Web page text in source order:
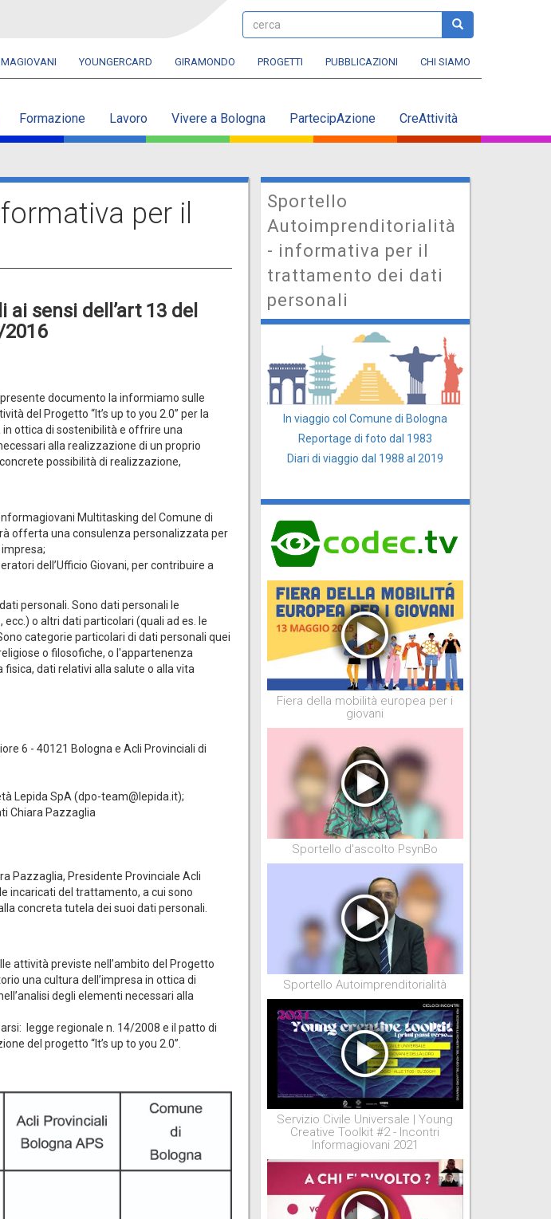
cerca cerca
YOUNGERCARD GIRAMONDO PROGETTI PUBBLICAZIONI CHI SIAMO
Formazione Lavoro Vivere a Bologna PartecipAzione CreAttività
per il
sensi dell’art 13 del
documento la informiamo sulle
del Progetto “It’s up to you 2.0” per la
ottica di sostenibilità e offrire una
alla realizzazione di un proprio
possibilità di realizzazione,
Multitasking del Comune di
offerta una consulenza personalizzata per
dell’Ufficio Giovani, per contribuire a
personali. Sono dati personali le
o altri dati particolari (quali ad es. le
categorie particolari di dati personali quei
o filosofiche, o l'appartenenza
dati relativi alla salute o alla vita
6 - 40121 Bologna e Acli Provinciali di
Lepida SpA (dpo-team@lepida.it);
Chiara Pazzaglia
Pazzaglia, Presidente Provinciale Acli
incaricati del trattamento, a cui sono
concreta tutela dei suoi dati personali.
attività previste nell’ambito del Progetto
una cultura dell’impresa in ottica di
degli elementi necessari alla
legge regionale n. 14/2008 e il patto di
del progetto “It’s up to you 2.0”.
Sportello
Autoimprenditorialità
- informativa per il
trattamento dei dati
personali
In viaggio col Comune di Bologna
Reportage di foto dal 1983
Diari di viaggio dal 1988 al 2019
Fiera della mobilità europea per i
giovani
Sportello d'ascolto PsynBo
Sportello Autoimprenditorialità
Servizio Civile Universale | Young
Creative Toolkit #2 - Incontri
Informagiovani 2021